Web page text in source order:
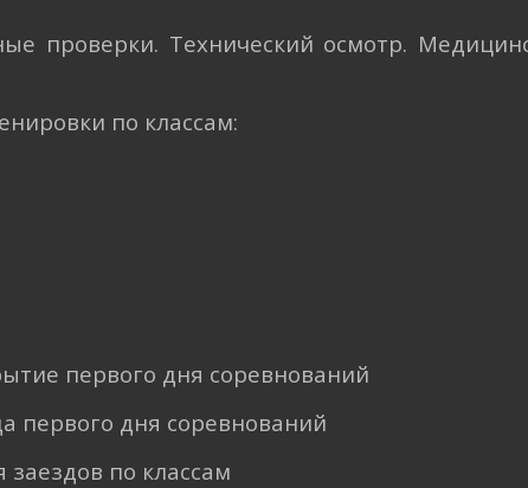
проверки. Технический осмотр.
по классам:
первого дня соревнований
первого дня соревнований
заездов по классам